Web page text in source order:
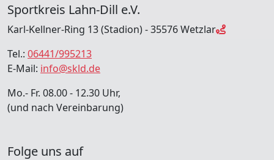
Sportkreis Lahn-Dill e.V.
Karl-Kellner-Ring 13 (Stadion) - 35576 Wetzlar
Tel.: 06441/995213
E-Mail: info@skld.de
Mo.- Fr. 08.00 - 12.30 Uhr,
(und nach Vereinbarung)
Folge uns auf